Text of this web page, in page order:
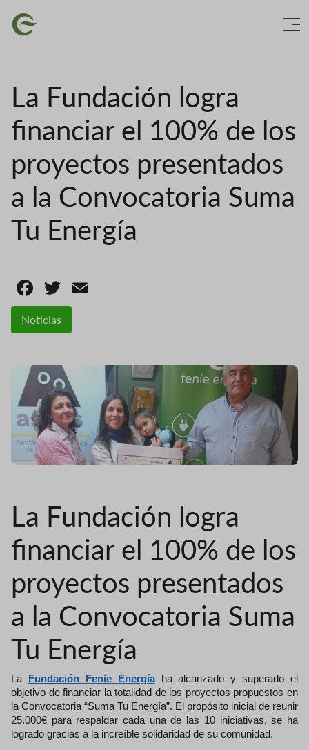
Image
La Fundación logra
financiar el 100% de los
proyectos presentados
a la Convocatoria Suma
Tu Energía
Facebook
Twitter
Noticias
La Fundación logra
financiar el 100% de los
proyectos presentados
a la Convocatoria Suma
Tu Energía
La Fundación Feníe Energíaha alcanzado y superado el
objetivo de financiar la totalidad de los proyectos propuestos en
la Convocatoria “Suma Tu Energía”. El propósito inicial de reunir
25.000€ para respaldar cada una de las 10 iniciativas, se ha
logrado gracias a la increíble solidaridad de su comunidad.